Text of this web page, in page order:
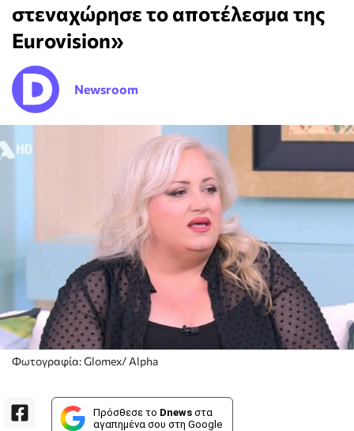
στεναχώρησε το αποτέλεσμα της
Eurovision»
Newsroom
Φωτογραφία: Glomex/ Alpha
Πρόσθεσε το Dnews στα
αγαπημένα σου στη Google